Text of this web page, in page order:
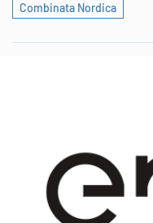
Combinata Nordica